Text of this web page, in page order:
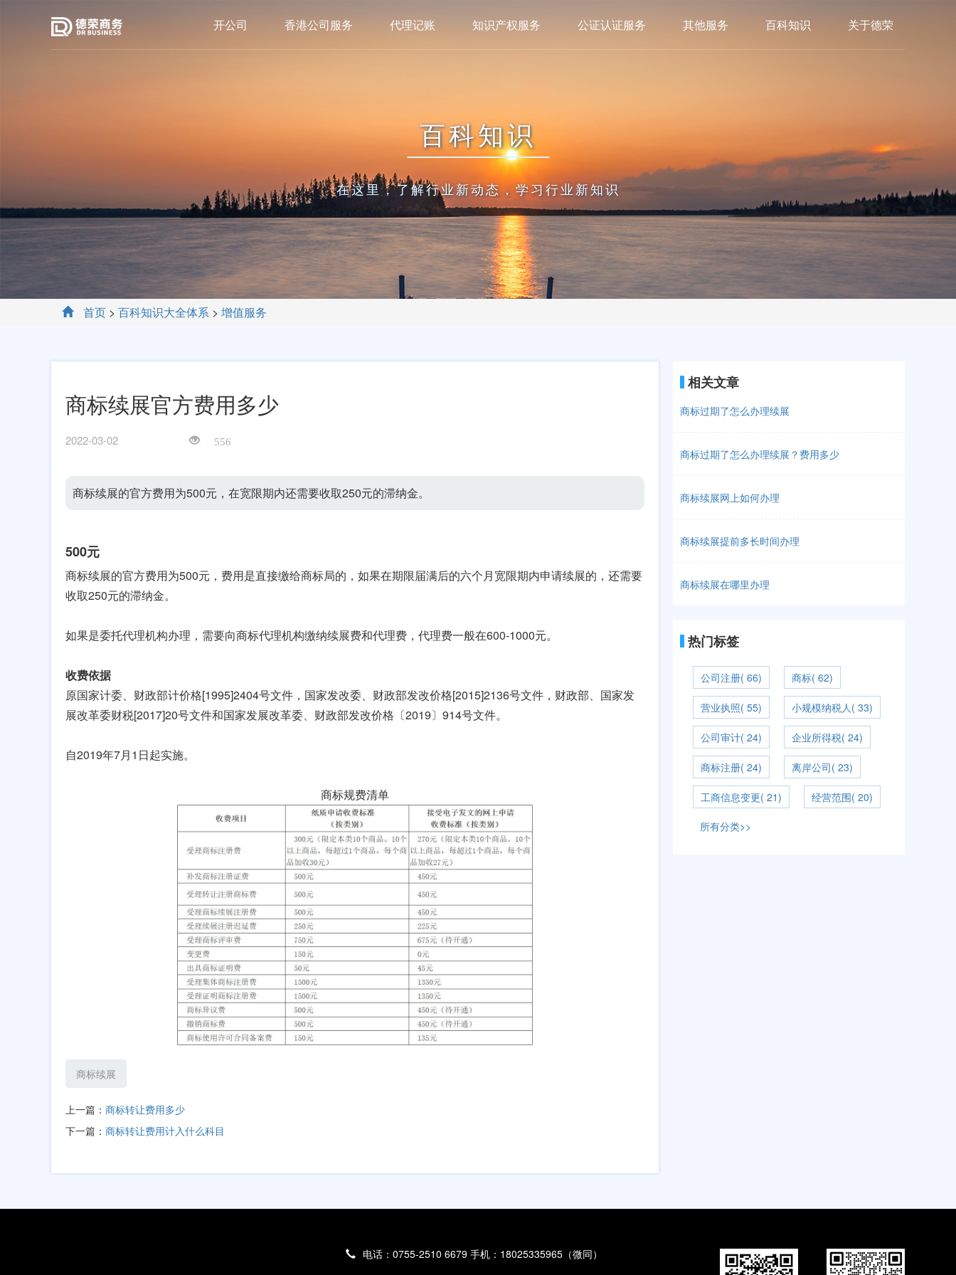
开公司 香港公司服务 代理记账 知识产权服务 公证认证服务 其他服务 百科知识 关于德荣
百科知识
在这里，了解行业新动态，学习行业新知识
首页 > 百科知识大全体系 > 增值服务
商标续展官方费用多少
2022-03-02 556
商标续展的官方费用为500元，在宽限期内还需要收取250元的滞纳金。
500元
商标续展的官方费用为500元，费用是直接缴给商标局的，如果在期限届满后的六个月宽限期内申请续展的，还需要
收取250元的滞纳金。
如果是委托代理机构办理，需要向商标代理机构缴纳续展费和代理费，代理费一般在600-1000元。
收费依据
原国家计委、财政部计价格[1995]2404号文件，国家发改委、财政部发改价格[2015]2136号文件，财政部、国家发
展改革委财税[2017]20号文件和国家发展改革委、财政部发改价格〔2019〕914号文件。
自2019年7月1日起实施。
商标规费清单
商标续展
上一篇： 商标转让费用多少
下一篇： 商标转让费用计入什么科目
相关文章
商标过期了怎么办理续展
商标过期了怎么办理续展？费用多少
商标续展网上如何办理
商标续展提前多长时间办理
商标续展在哪里办理
热门标签
公司注册( 66) 商标( 62)
营业执照( 55) 小规模纳税人( 33)
公司审计( 24) 企业所得税( 24)
商标注册( 24) 离岸公司( 23)
工商信息变更( 21) 经营范围( 20)
所有分类>>
电话：0755-2510 6679 手机：18025335965（微同）